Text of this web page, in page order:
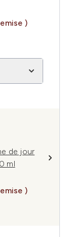
)
de jour
ml
)